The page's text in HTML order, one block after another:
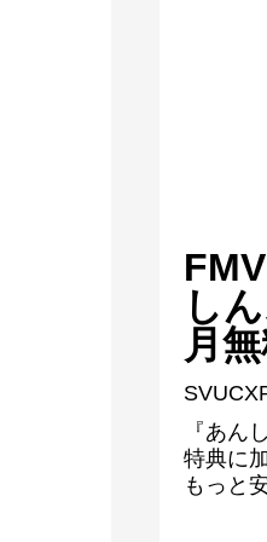
し
月
『あん
特典に
もっと